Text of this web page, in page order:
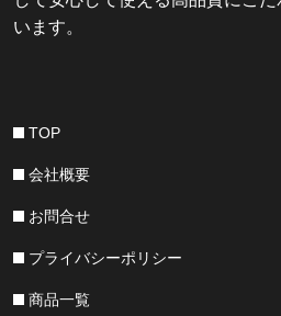
います。
TOP
会社概要
お問合せ
プライバシーポリシー
商品一覧